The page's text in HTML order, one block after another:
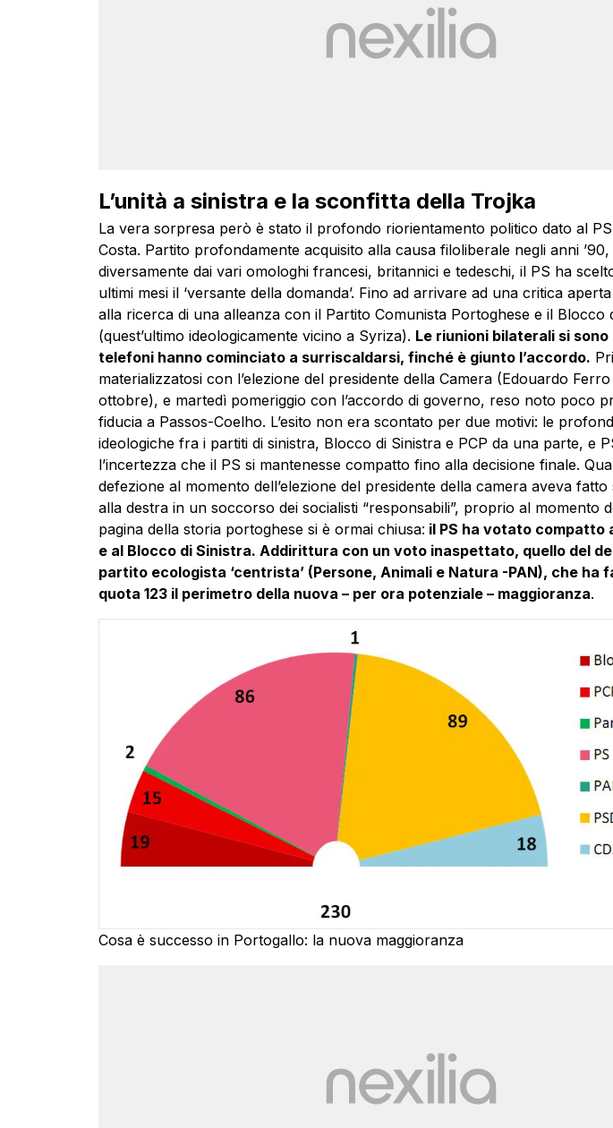
L’unità a sinistra e la sconfitta della Trojka
La vera sorpresa però è stato il profondo riorientamento politico dato al
Costa. Partito profondamente acquisito alla causa filoliberale negli anni
diversamente dai vari omologhi francesi, britannici e tedeschi, il PS ha
ultimi mesi il ‘versante della domanda’. Fino ad arrivare ad una critica aperta
alla ricerca di una alleanza con il Partito Comunista Portoghese e il Blocco
(quest’ultimo ideologicamente vicino a Syriza). Le riunioni bilaterali si
telefoni hanno cominciato a surriscaldarsi, finché è giunto l’accordo.
materializzatosi con l’elezione del presidente della Camera (Edouardo
ottobre), e martedì pomeriggio con l’accordo di governo, reso noto poco
fiducia a Passos-Coelho. L’esito non era scontato per due motivi: le
ideologiche fra i partiti di sinistra, Blocco di Sinistra e PCP da una parte, e
l’incertezza che il PS si mantenesse compatto fino alla decisione finale.
defezione al momento dell’elezione del presidente della camera aveva
alla destra in un soccorso dei socialisti “responsabili”, proprio al momento
pagina della storia portoghese si è ormai chiusa: il PS ha votato compatto
e al Blocco di Sinistra. Addirittura con un voto inaspettato, quello del
partito ecologista ‘centrista’ (Persone, Animali e Natura -PAN), che ha
quota 123 il perimetro della nuova – per ora potenziale – maggioranza.
Cosa è successo in Portogallo: la nuova maggioranza